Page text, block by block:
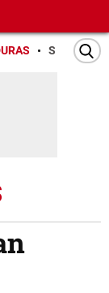
SAN PEDRO